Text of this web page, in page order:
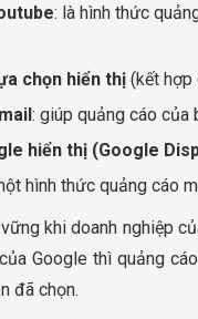
: là hình thức
chọn hiển thị(kết hợp
: giúp quảng cáo của
hiển thị (Google
hình thức quảng cáo
khi doanh nghiệp
Google thì quảng
đã chọn.